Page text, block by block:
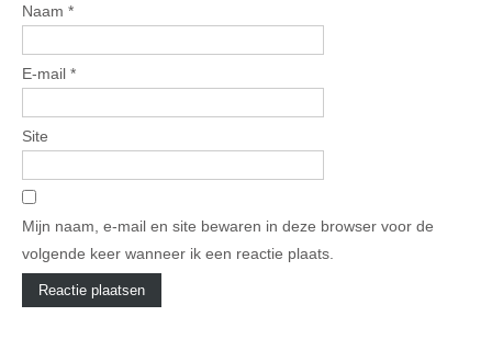
Naam *
E-mail *
Site
Mijn naam, e-mail en site bewaren in deze browser voor de
volgende keer wanneer ik een reactie plaats.